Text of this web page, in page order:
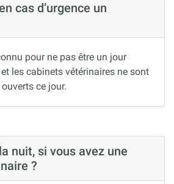
cas d’urgence un
pour ne pas être un jour
les cabinets vétérinaires ne sont
ce jour.
nuit, si vous avez une
?